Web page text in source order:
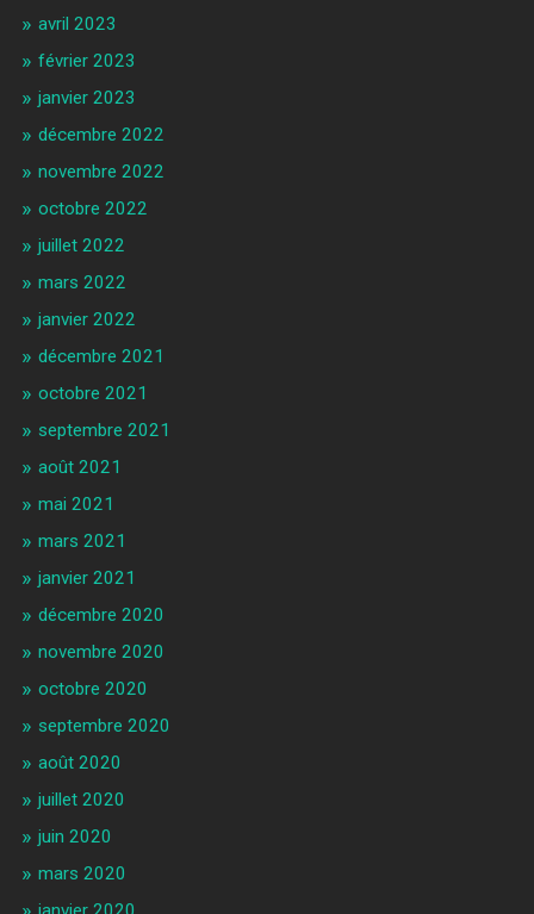
avril 2023
février 2023
janvier 2023
décembre 2022
novembre 2022
octobre 2022
juillet 2022
mars 2022
janvier 2022
décembre 2021
octobre 2021
septembre 2021
août 2021
mai 2021
mars 2021
janvier 2021
décembre 2020
novembre 2020
octobre 2020
septembre 2020
août 2020
juillet 2020
juin 2020
mars 2020